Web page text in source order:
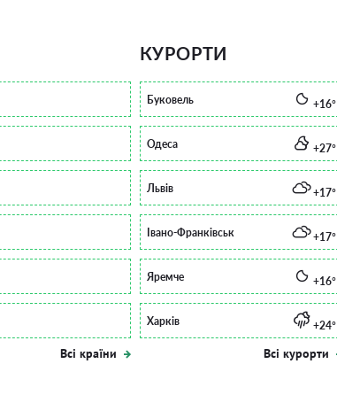
Всі країни
КУРОРТИ
Буковель +16°
Одеса +27°
Львів +17°
Івано-Франківськ +17°
Яремче +16°
Харків +24°
Всі курорти